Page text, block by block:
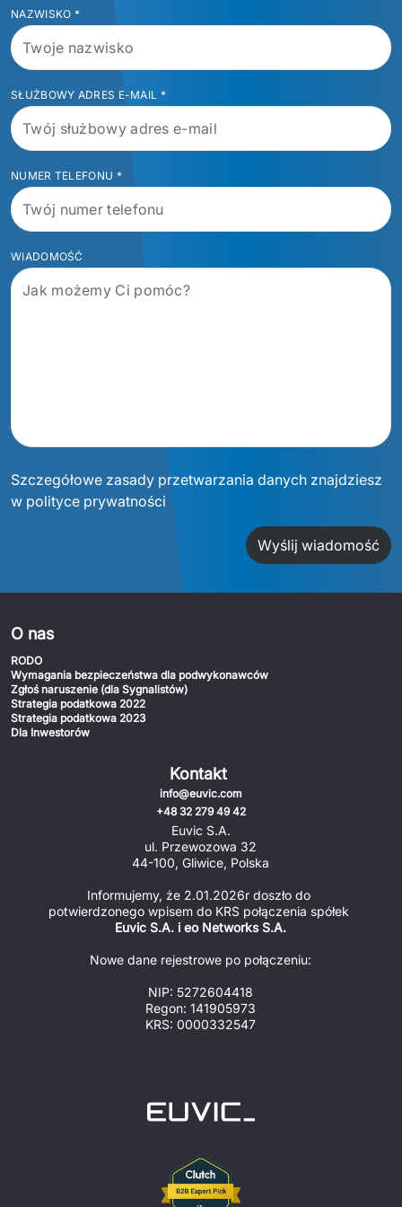
NAZWISKO *
SŁUŻBOWY ADRES E-MAIL *
NUMER TELEFONU *
WIADOMOŚĆ
Szczegółowe zasady przetwarzania danych znajdziesz
w polityce prywatności
Wyślij wiadomość
O nas
RODO
Wymagania bezpieczeństwa dla podwykonawców
Zgłoś naruszenie (dla Sygnalistów)
Strategia podatkowa 2022
Strategia podatkowa 2023
Dla Inwestorów
Kontakt
info@euvic.com
+48 32 279 49 42
Euvic S.A.
ul. Przewozowa 32
44-100, Gliwice, Polska
Informujemy, że 2.01.2026r doszło do
Euvic S.A. i eo Networks S.A.
Nowe dane rejestrowe po połączeniu:
NIP: 5272604418
Regon: 141905973
KRS: 0000332547